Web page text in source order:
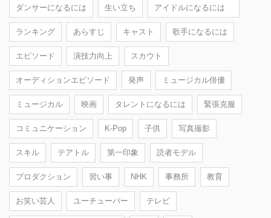
ダンサーになるには 生い立ち アイドルになるには
ランキング あらすじ キャスト 歌手になるには
エピソード 演技力向上 スカウト
オーディションエピソード 発声 ミュージカル俳優
ミュージカル 映画 タレントになるには 緊張克服
コミュニケーション K-Pop 子供 写真撮影
スキル テアトル 第一印象 読者モデル
プロダクション 習い事 NHK 事務所 教育
お笑い芸人 ユーチューバー テレビ